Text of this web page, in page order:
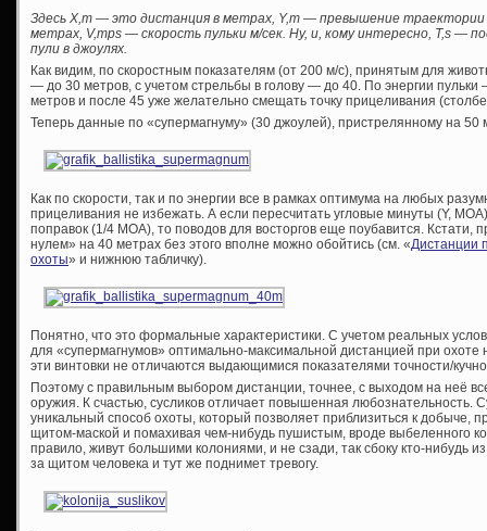
Здесь Х,m — это дистанция в метрах, Y,m — превышение траектории
метрах, V,mps — скорость пульки м/сек. Ну, и, кому интересно, T,s —
пули в джоулях.
Как видим, по скоростным показателям (от 200 м/с), принятым для
— до 30 метров, с учетом стрельбы в голову — до 40. По энергии
метров и после 45 уже желательно смещать точку прицеливания
Теперь данные по «супермагнуму» (30 джоулей), пристрелянному на 50
Как по скорости, так и по энергии все в рамках оптимума на любых
прицеливания не избежать. А если пересчитать угловые минуты (Y,
поправок (1/4 МОА), то поводов для восторгов еще поубавится. Кстати,
нулем» на 40 метрах без этого вполне можно обойтись (см. «Дистанции
охоты» и нижнюю табличку).
Понятно, что это формальные характеристики. С учетом реальных
для «супермагнумов» оптимально-максимальной дистанцией при охоте
эти винтовки не отличаются выдающимися показателями точности/
Поэтому с правильным выбором дистанции, точнее, с выходом на неё
оружия. К счастью, сусликов отличает повышенная любознательность.
уникальный способ охоты, который позволяет приблизиться к добыче,
щитом-маской и помахивая чем-нибудь пушистым, вроде выбеленного
правило, живут большими колониями, и не сзади, так сбоку кто-нибудь
за щитом человека и тут же поднимет тревогу.